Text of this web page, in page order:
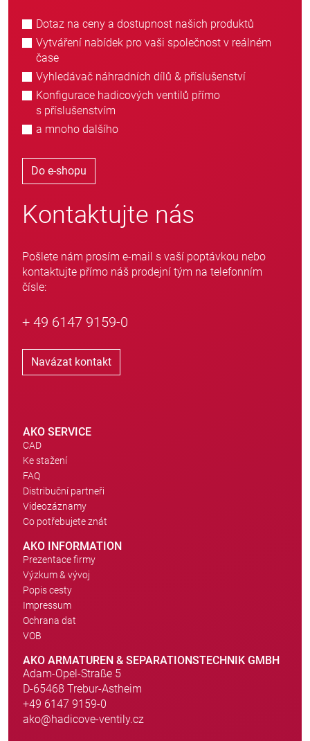
Dotaz na ceny a dostupnost našich produktů
Vytváření nabídek pro vaši společnost v reálném
čase
Vyhledávač náhradních dílů & příslušenství
Konfigurace hadicových ventilů přímo
s příslušenstvím
a mnoho dalšího
Do e-shopu
Kontaktujte nás
Pošlete nám prosím e-mail s vaší poptávkou nebo
kontaktujte přímo náš prodejní tým na telefonním
čísle:
+ 49 6147 9159-0
Navázat kontakt
AKO SERVICE
CAD
Ke stažení
FAQ
Distribuční partneři
Videozáznamy
Co potřebujete znát
AKO INFORMATION
Prezentace firmy
Výzkum & vývoj
Popis cesty
Impressum
Ochrana dat
VOB
AKO ARMATUREN & SEPARATIONSTECHNIK GMBH
Adam-Opel-Straße 5
D-65468 Trebur-Astheim
+49 6147 9159-0
ako@hadicove-ventily.cz